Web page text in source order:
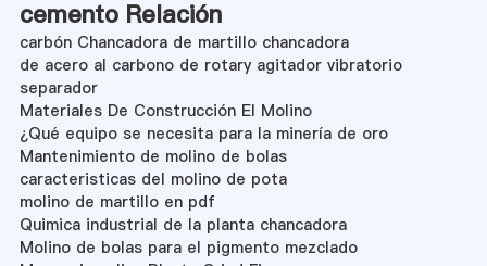
cemento Relación
carbón Chancadora de martillo chancadora
de acero al carbono de rotary agitador vibratorio
separador
Materiales De Construcción El Molino
¿Qué equipo se necesita para la minería de oro
Mantenimiento de molino de bolas
caracteristicas del molino de pota
molino de martillo en pdf
Quimica industrial de la planta chancadora
Molino de bolas para el pigmento mezclado